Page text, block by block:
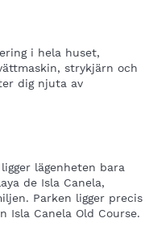
i hela huset,
strykjärn och
dig njuta av
lägenheten bara
de Isla Canela,
Parken ligger precis
Canela Old Course.